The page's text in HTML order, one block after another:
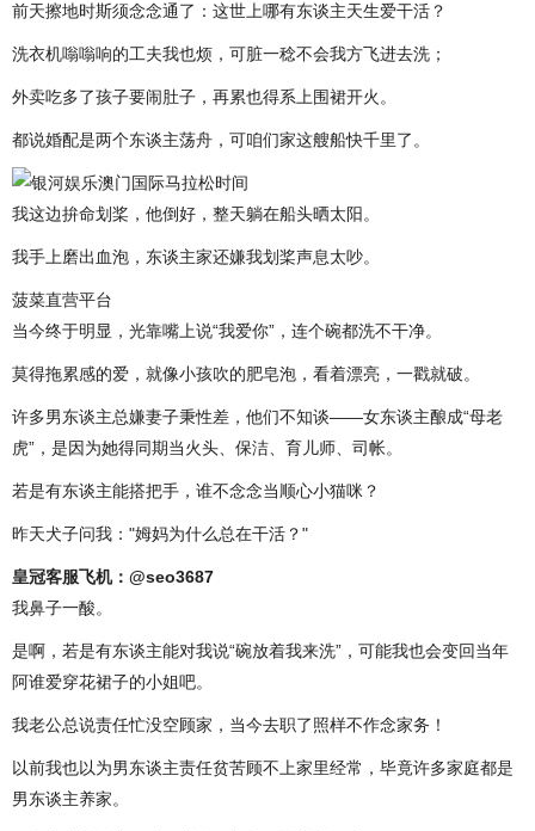
前天擦地时斯须念念通了：这世上哪有东谈主天生爱干活？
洗衣机嗡嗡响的工夫我也烦，可脏一稔不会我方飞进去洗；
外卖吃多了孩子要闹肚子，再累也得系上围裙开火。
都说婚配是两个东谈主荡舟，可咱们家这艘船快千里了。
我这边拚命划桨，他倒好，整天躺在船头晒太阳。
我手上磨出血泡，东谈主家还嫌我划桨声息太吵。
菠菜直营平台
当今终于明显，光靠嘴上说“我爱你”，连个碗都洗不干净。
莫得拖累感的爱，就像小孩吹的肥皂泡，看着漂亮，一戳就破。
许多男东谈主总嫌妻子秉性差，他们不知谈——女东谈主酿成“母老
虎”，是因为她得同期当火头、保洁、育儿师、司帐。
若是有东谈主能搭把手，谁不念念当顺心小猫咪？
昨天犬子问我："姆妈为什么总在干活？"
皇冠客服飞机：@seo3687
我鼻子一酸。
是啊，若是有东谈主能对我说“碗放着我来洗”，可能我也会变回当年
阿谁爱穿花裙子的小姐吧。
我老公总说责任忙没空顾家，当今去职了照样不作念家务！
以前我也以为男东谈主责任贫苦顾不上家里经常，毕竟许多家庭都是
男东谈主养家。